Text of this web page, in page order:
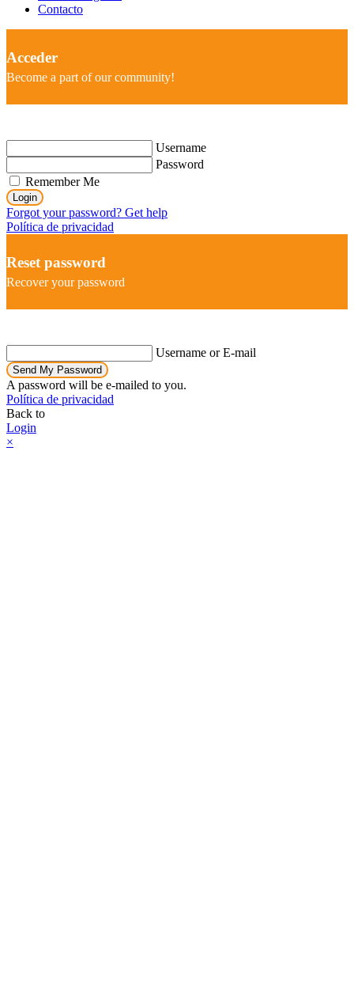
Contacto
Acceder
Become a part of our community!
Username
Password
Remember Me
Login
Forgot your password? Get help
Política de privacidad
Reset password
Recover your password
Username or E-mail
Send My Password
A password will be e-mailed to you.
Política de privacidad
Back to
Login
×